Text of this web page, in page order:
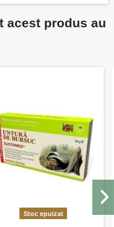
acest produs au
Stoc epuizat